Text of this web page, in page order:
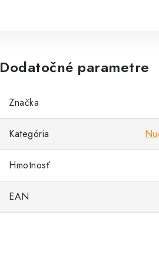
Dodatočné parametre
Značka
Kategória
Hmotnosť
EAN